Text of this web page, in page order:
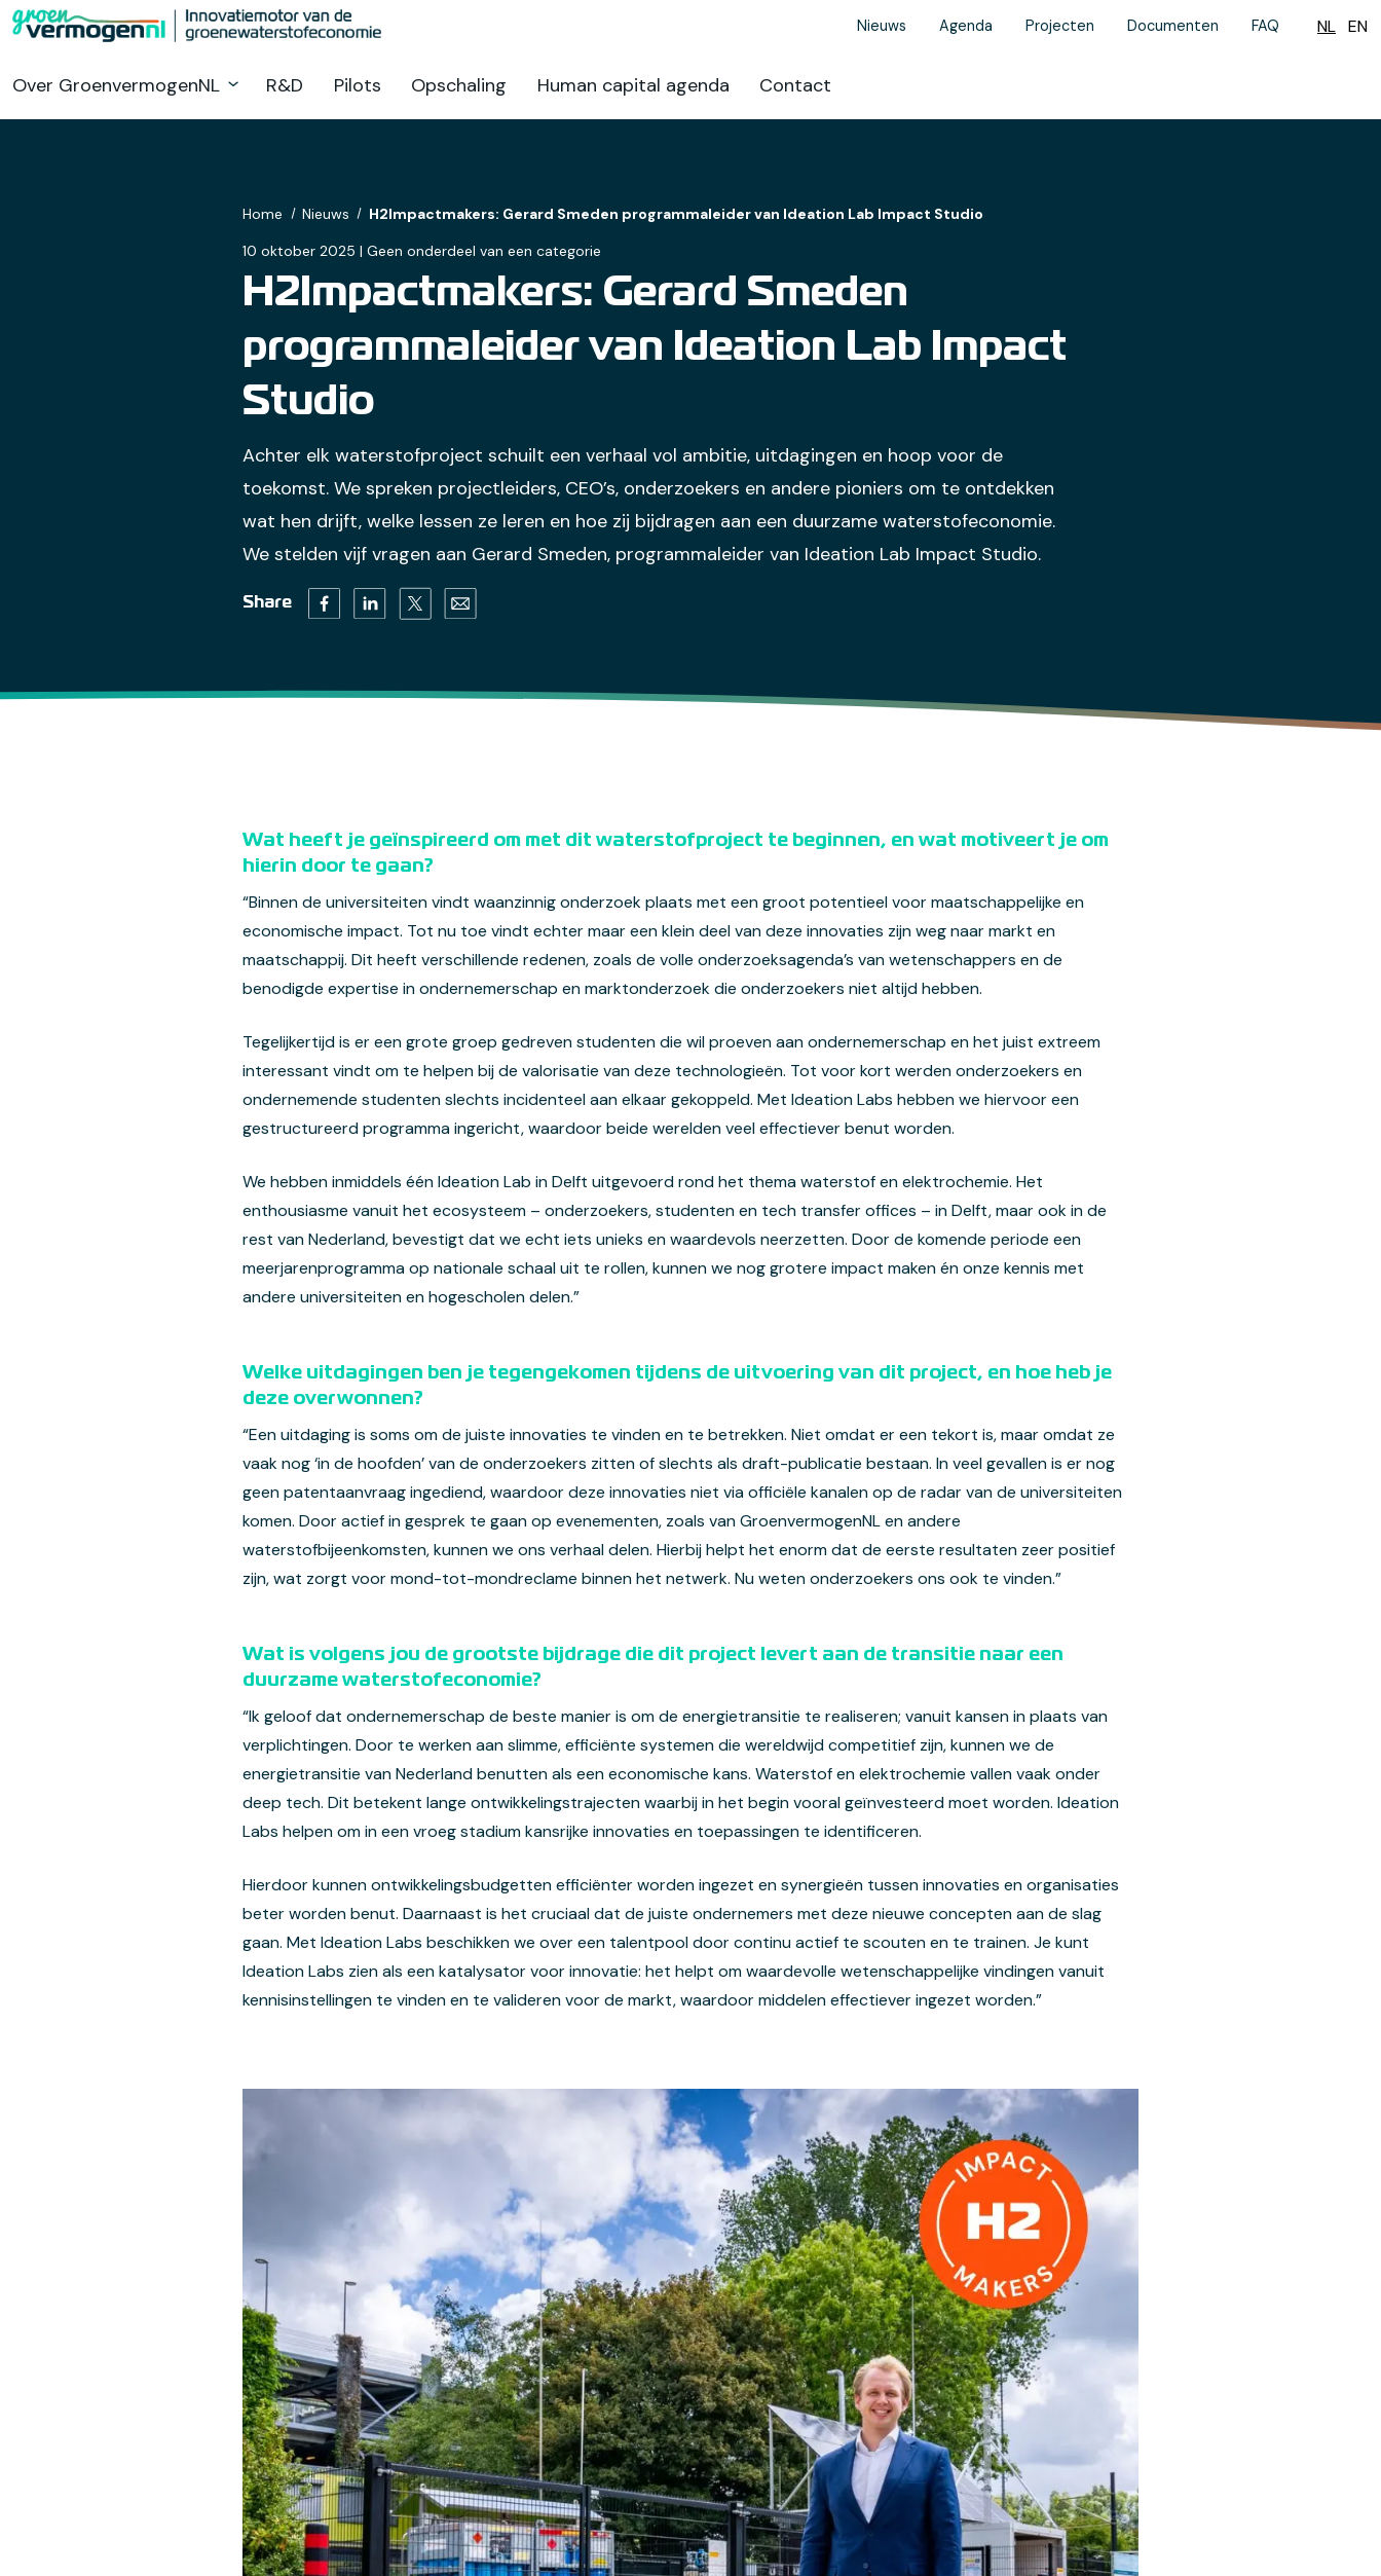
Ga
hoofdinhoud
Nieuws Agenda Projecten Documenten FAQ NL EN
Over GroenvermogenNL R&D Pilots Opschaling Human capital agenda Contact
Home Nieuws
H2Impactmakers: Gerard Smeden programmaleider van Ideation Lab Impact Studio
10 oktober 2025 | Geen onderdeel van een categorie
H2Impactmakers: Gerard Smeden
programmaleider van Ideation Lab Impact
Studio
Achter elk waterstofproject schuilt een verhaal vol ambitie, uitdagingen en hoop voor de
toekomst. We spreken projectleiders, CEO’s, onderzoekers en andere pioniers om te ontdekken
wat hen drijft, welke lessen ze leren en hoe zij bijdragen aan een duurzame waterstofeconomie.
We stelden vijf vragen aan Gerard Smeden, programmaleider van Ideation Lab Impact Studio.
Share Facebook (opens in a new tab)
Linkedin (opens in a new tab)
Twitter (opens in a new tab)
Email (opens default email program)
Wat heeft je geïnspireerd om met dit waterstofproject te beginnen, en wat motiveert je om
hierin door te gaan?
“Binnen de universiteiten vindt waanzinnig onderzoek plaats met een groot potentieel voor maatschappelijke en
economische impact. Tot nu toe vindt echter maar een klein deel van deze innovaties zijn weg naar markt en
maatschappij. Dit heeft verschillende redenen, zoals de volle onderzoeksagenda’s van wetenschappers en de
benodigde expertise in ondernemerschap en marktonderzoek die onderzoekers niet altijd hebben.
Tegelijkertijd is er een grote groep gedreven studenten die wil proeven aan ondernemerschap en het juist extreem
interessant vindt om te helpen bij de valorisatie van deze technologieën. Tot voor kort werden onderzoekers en
ondernemende studenten slechts incidenteel aan elkaar gekoppeld. Met Ideation Labs hebben we hiervoor een
gestructureerd programma ingericht, waardoor beide werelden veel effectiever benut worden.
We hebben inmiddels één Ideation Lab in Delft uitgevoerd rond het thema waterstof en elektrochemie. Het
enthousiasme vanuit het ecosysteem – onderzoekers, studenten en tech transfer offices – in Delft, maar ook in de
rest van Nederland, bevestigt dat we echt iets unieks en waardevols neerzetten. Door de komende periode een
meerjarenprogramma op nationale schaal uit te rollen, kunnen we nog grotere impact maken én onze kennis met
andere universiteiten en hogescholen delen.”
Welke uitdagingen ben je tegengekomen tijdens de uitvoering van dit project, en hoe heb je
deze overwonnen?
“Een uitdaging is soms om de juiste innovaties te vinden en te betrekken. Niet omdat er een tekort is, maar omdat ze
vaak nog ‘in de hoofden’ van de onderzoekers zitten of slechts als draft-publicatie bestaan. In veel gevallen is er nog
geen patentaanvraag ingediend, waardoor deze innovaties niet via officiële kanalen op de radar van de universiteiten
komen. Door actief in gesprek te gaan op evenementen, zoals van GroenvermogenNL en andere
waterstofbijeenkomsten, kunnen we ons verhaal delen. Hierbij helpt het enorm dat de eerste resultaten zeer positief
zijn, wat zorgt voor mond-tot-mondreclame binnen het netwerk. Nu weten onderzoekers ons ook te vinden.”
Wat is volgens jou de grootste bijdrage die dit project levert aan de transitie naar een
duurzame waterstofeconomie?
“Ik geloof dat ondernemerschap de beste manier is om de energietransitie te realiseren; vanuit kansen in plaats van
verplichtingen. Door te werken aan slimme, efficiënte systemen die wereldwijd competitief zijn, kunnen we de
energietransitie van Nederland benutten als een economische kans. Waterstof en elektrochemie vallen vaak onder
deep tech. Dit betekent lange ontwikkelingstrajecten waarbij in het begin vooral geïnvesteerd moet worden. Ideation
Labs helpen om in een vroeg stadium kansrijke innovaties en toepassingen te identificeren.
Hierdoor kunnen ontwikkelingsbudgetten efficiënter worden ingezet en synergieën tussen innovaties en organisaties
beter worden benut. Daarnaast is het cruciaal dat de juiste ondernemers met deze nieuwe concepten aan de slag
gaan. Met Ideation Labs beschikken we over een talentpool door continu actief te scouten en te trainen. Je kunt
Ideation Labs zien als een katalysator voor innovatie: het helpt om waardevolle wetenschappelijke vindingen vanuit
kennisinstellingen te vinden en te valideren voor de markt, waardoor middelen effectiever ingezet worden.”